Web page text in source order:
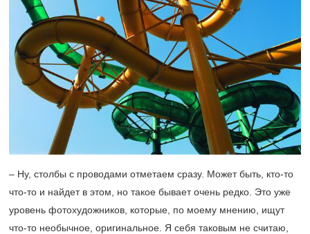
– Ну, столбы с проводами отметаем сразу. Может быть, кто-то
что-то и найдет в этом, но такое бывает очень редко. Это уже
уровень фотохудожников, которые, по моему мнению, ищут
что-то необычное, оригинальное. Я себя таковым не считаю,